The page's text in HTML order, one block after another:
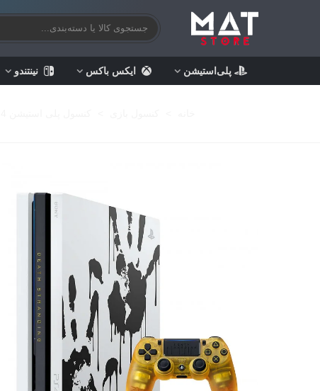
پلی‌استیشن ایکس باکس نینتندو